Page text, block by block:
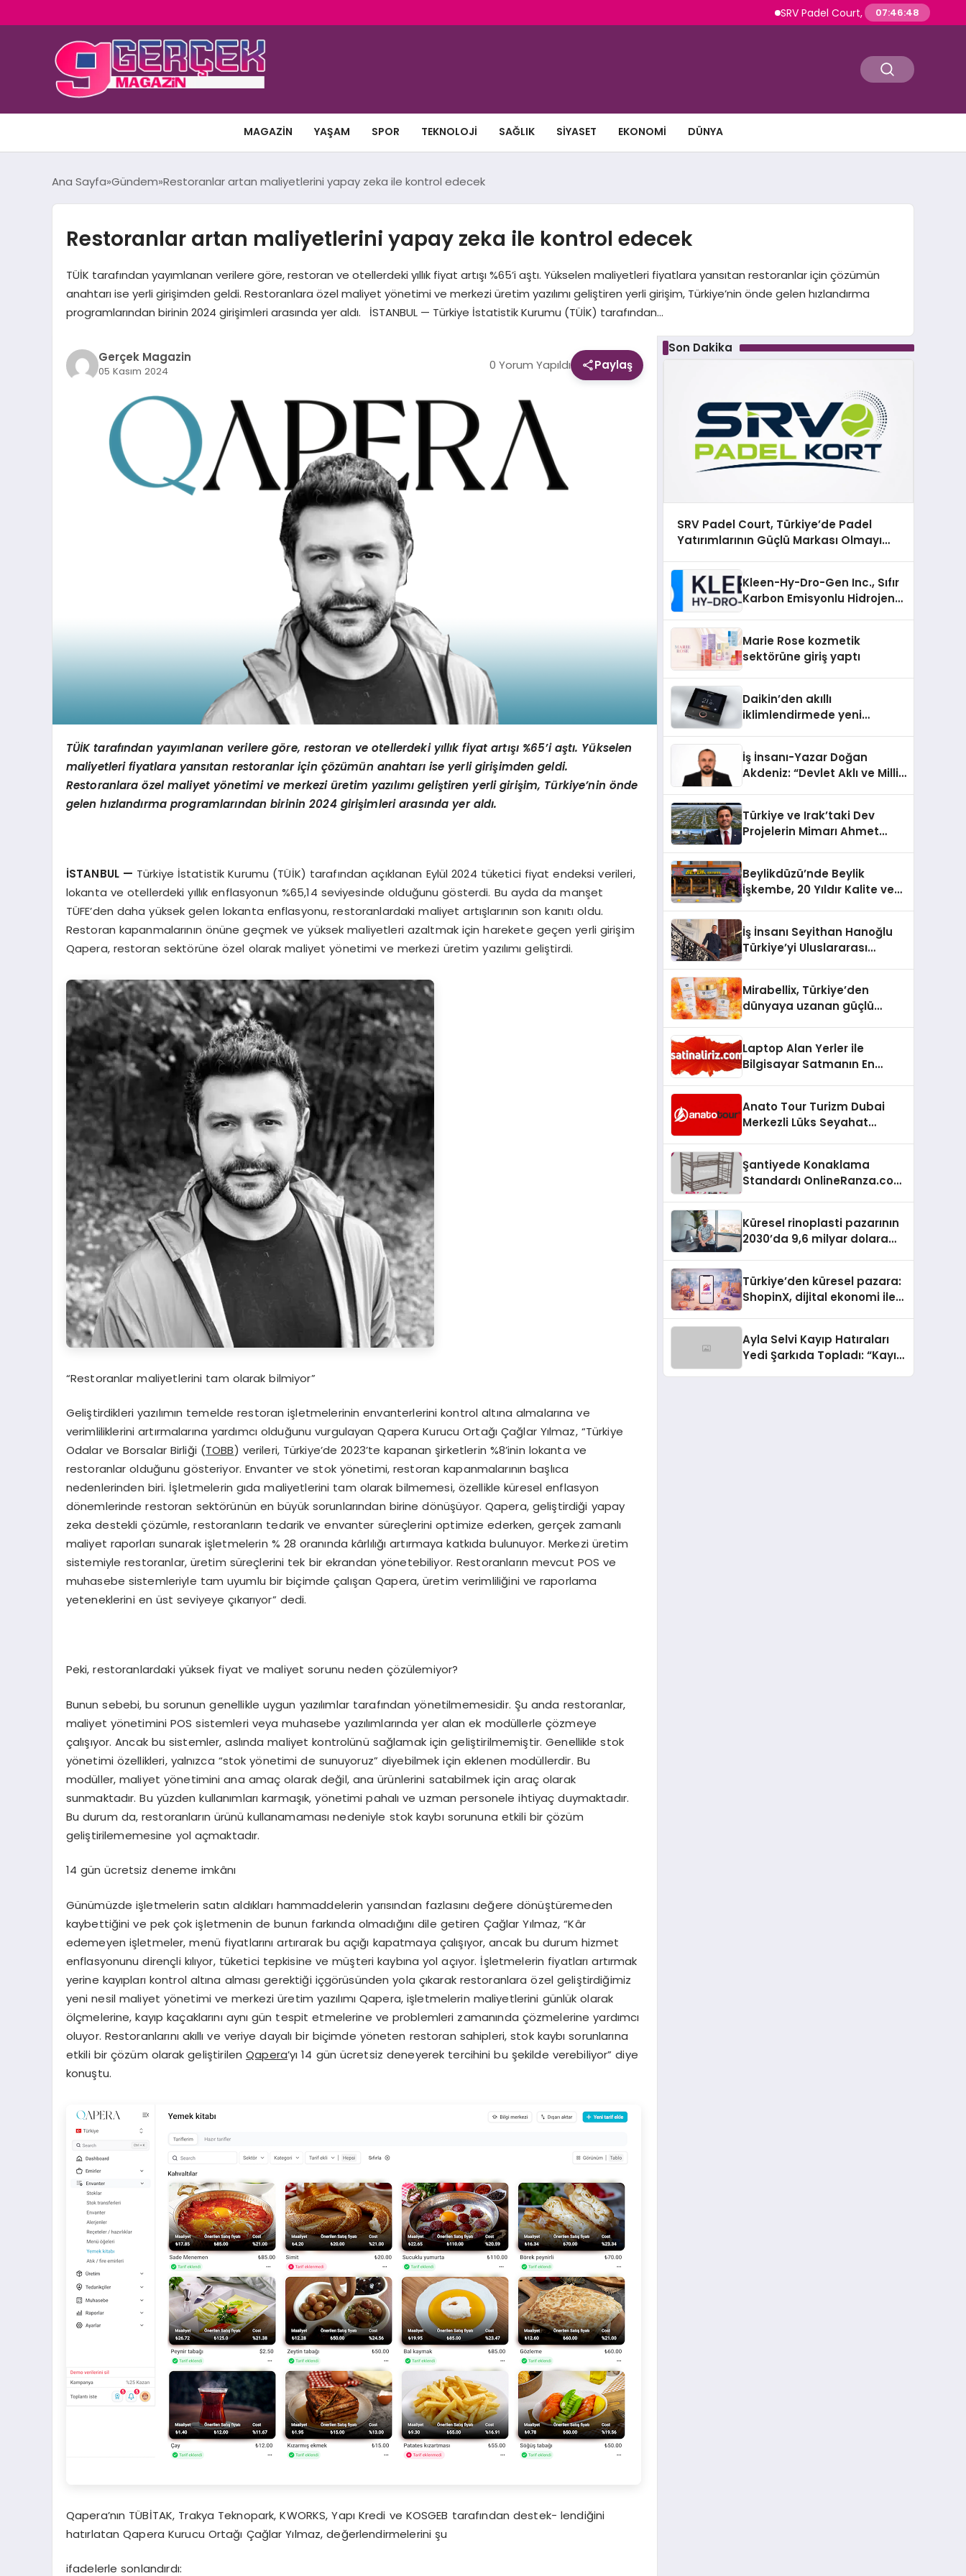
SRV Padel Court, Türkiye’de Padel
07:46:49
MAGAZIN YAŞAM SPOR TEKNOLOJI SAĞLIK SIYASET EKONOMI DÜNYA
Ana Sayfa Gündem Restoranlar artan maliyetlerini yapay zeka ile kontrol edecek
Restoranlar artan maliyetlerini yapay zeka ile kontrol edecek
TÜİK tarafından yayımlanan verilere göre, restoran ve otellerdeki yıllık fiyat artışı %65’i aştı. Yükselen maliyetleri fiyatlara yansıtan restoranlar için çözümün
anahtarı ise yerli girişimden geldi. Restoranlara özel maliyet yönetimi ve merkezi üretim yazılımı geliştiren yerli girişim, Türkiye’nin önde gelen hızlandırma
programlarından birinin 2024 girişimleri arasında yer aldı. İSTANBUL — Türkiye İstatistik Kurumu (TÜİK) tarafından…
Gerçek Magazin
05 Kasım 2024 0 Yorum Yapıldı Paylaş
TÜİK tarafından yayımlanan verilere göre, restoran ve otellerdeki yıllık fiyat artışı %65’i aştı. Yükselen
maliyetleri fiyatlara yansıtan restoranlar için çözümün anahtarı ise yerli girişimden geldi.
Restoranlaraözel maliyet yönetimi ve merkezi üretim yazılımıgeliştiren yerli girişim, Türkiye’nin önde
gelen hızlandırma programlarından birinin2024 girişimleri arasında yer aldı.
İSTANBUL — Türkiye İstatistik Kurumu (TÜİK) tarafından açıklanan Eylül 2024 tüketici fiyat endeksi verileri,
lokanta ve otellerdeki yıllık enflasyonun %65,14 seviyesinde olduğunu gösterdi. Bu ayda da manşet
TÜFE’den daha yüksek gelen lokanta enflasyonu, restoranlardaki maliyet artışlarının son kanıtı oldu.
Restoran kapanmalarının önüne geçmek ve yüksek maliyetleri azaltmak için harekete geçen yerli girişim
Qapera, restoran sektörüne özel olarak maliyet yönetimi ve merkezi üretim yazılımı geliştirdi.
“Restoranlar maliyetlerini tam olarak bilmiyor”
Geliştirdikleri yazılımın temelde restoran işletmelerinin envanterlerini kontrol altına almalarına ve
verimliliklerini artırmalarına yardımcı olduğunu vurgulayan Qapera Kurucu Ortağı Çağlar Yılmaz, “Türkiye
Odalar ve Borsalar Birliği (TOBB) verileri, Türkiye’de 2023’te kapanan şirketlerin %8’inin lokanta ve
restoranlar olduğunu gösteriyor. Envanter ve stok yönetimi, restoran kapanmalarının başlıca
nedenlerinden biri. İşletmelerin gıda maliyetlerini tam olarak bilmemesi, özellikle küresel enflasyon
dönemlerinde restoran sektörünün en büyük sorunlarından birine dönüşüyor. Qapera, geliştirdiği yapay
zeka destekli çözümle, restoranların tedarik ve envanter süreçlerini optimize ederken, gerçek zamanlı
maliyet raporları sunarak işletmelerin % 28 oranında kârlılığı artırmaya katkıda bulunuyor. Merkezi üretim
sistemiyle restoranlar, üretim süreçlerini tek bir ekrandan yönetebiliyor. Restoranların mevcut POS ve
muhasebe sistemleriyle tam uyumlu bir biçimde çalışan Qapera, üretim verimliliğini ve raporlama
yeteneklerini en üst seviyeye çıkarıyor” dedi.
Peki, restoranlardaki yüksek fiyat ve maliyet sorunu neden çözülemiyor?
Bunun sebebi, bu sorunun genellikle uygun yazılımlar tarafından yönetilmemesidir. Şu anda restoranlar,
maliyet yönetimini POS sistemleri veya muhasebe yazılımlarında yer alan ek modüllerle çözmeye
çalışıyor. Ancak bu sistemler, aslında maliyet kontrolünü sağlamak için geliştirilmemiştir. Genellikle stok
yönetimi özellikleri, yalnızca “stok yönetimi de sunuyoruz” diyebilmek için eklenen modüllerdir. Bu
modüller, maliyet yönetimini ana amaç olarak değil, ana ürünlerini satabilmek için araç olarak
sunmaktadır. Bu yüzden kullanımları karmaşık, yönetimi pahalı ve uzman personele ihtiyaç duymaktadır.
Bu durum da, restoranların ürünü kullanamaması nedeniyle stok kaybı sorununa etkili bir çözüm
geliştirilememesine yol açmaktadır.
14 gün ücretsiz deneme imkânı
Günümüzde işletmelerin satın aldıkları hammaddelerin yarısından fazlasını değere dönüştüremeden
kaybettiğini ve pek çok işletmenin de bunun farkında olmadığını dile getiren Çağlar Yılmaz, “Kâr
edemeyen işletmeler, menü fiyatlarını artırarak bu açığı kapatmaya çalışıyor, ancak bu durum hizmet
enflasyonunu dirençli kılıyor, tüketici tepkisine ve müşteri kaybına yol açıyor. İşletmelerin fiyatları artırmak
yerine kayıpları kontrol altına alması gerektiği içgörüsünden yola çıkarak restoranlara özel geliştirdiğimiz
yeni nesil maliyet yönetimi ve merkezi üretim yazılımı Qapera, işletmelerin maliyetlerini günlük olarak
ölçmelerine, kayıp kaçaklarını aynı gün tespit etmelerine ve problemleri zamanında çözmelerine yardımcı
oluyor. Restoranlarını akıllı ve veriye dayalı bir biçimde yöneten restoran sahipleri, stok kaybı sorunlarına
etkili bir çözüm olarak geliştirilenQapera’yı 14 gün ücretsiz deneyerek tercihini bu şekilde verebiliyor” diye
konuştu.
Qapera’nın TÜBİTAK, Trakya Teknopark, KWORKS, Yapı Kredi ve KOSGEB tarafından destek- lendiğini
hatırlatan Qapera Kurucu Ortağı Çağlar Yılmaz, değerlendirmelerini şu
ifadelerle sonlandırdı:
Son Dakika
SRV Padel Court, Türkiye’de Padel
Yatırımlarının Güçlü Markası Olmayı
Kleen-Hy-Dro-Gen Inc., Sıfır
Karbon Emisyonlu Hidrojen
Aldı
Marie Rose kozmetik
sektörüne giriş yaptı
Daikin’den akıllı
iklimlendirmede yeni
İş İnsanı-Yazar Doğan
Akdeniz: “Devlet Aklı ve Milli
Türkiye ve Irak’taki Dev
Projelerin Mimarı Ahmet
Holding Industrial City”
Projesini Hayata Geçirecek
Beylikdüzü’nde Beylik
İşkembe, 20 Yıldır Kalite ve
İş İnsanı Seyithan Hanoğlu
Türkiye’yi Uluslararası
Mirabellix, Türkiye’den
dünyaya uzanan güçlü
Laptop Alan Yerler ile
Bilgisayar Satmanın En
Anato Tour Turizm Dubai
Merkezli Lüks Seyahat
Şantiyede Konaklama
Standardı OnlineRanza.com
Küresel rinoplasti pazarının
2030’da 9,6 milyar dolara
Türkiye’den küresel pazara:
ShopinX, dijital ekonomi ile
Ayla Selvi Kayıp Hatıraları
Yedi Şarkıda Topladı: “Kayıp